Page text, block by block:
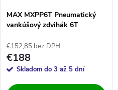
MAX MXPP6T Pneumatický
vankúšový zdvihák 6T
€152,85 bez DPH
€188
Skladom do 3 až 5 dní